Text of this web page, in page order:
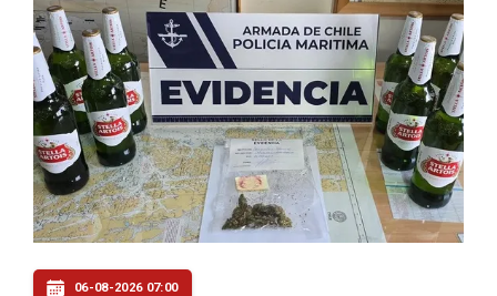
06-08-2026 07:00